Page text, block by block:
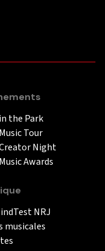
the Park
Tour
Night
Awards
NRJ
musicales